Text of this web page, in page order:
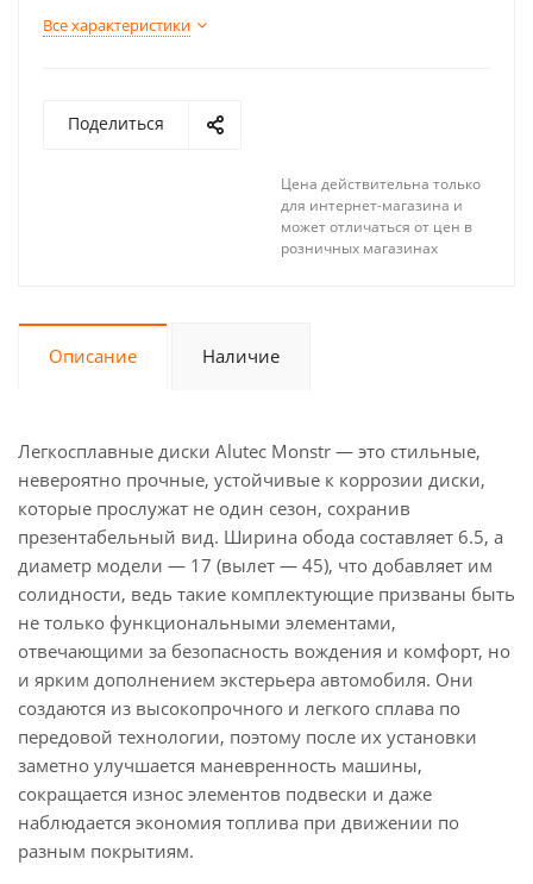
Все характеристики
Поделиться
Цена действительна только
для интернет-магазина и
может отличаться от цен в
розничных магазинах
Описание Наличие
Легкосплавные диски Alutec Monstr — это стильные,
невероятно прочные, устойчивые к коррозии диски,
которые прослужат не один сезон, сохранив
презентабельный вид. Ширина обода составляет 6.5, а
диаметр модели — 17 (вылет — 45), что добавляет им
солидности, ведь такие комплектующие призваны быть
не только функциональными элементами,
отвечающими за безопасность вождения и комфорт, но
и ярким дополнением экстерьера автомобиля. Они
создаются из высокопрочного и легкого сплава по
передовой технологии, поэтому после их установки
заметно улучшается маневренность машины,
сокращается износ элементов подвески и даже
наблюдается экономия топлива при движении по
разным покрытиям.